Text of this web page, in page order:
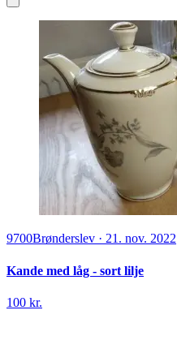
9700Brønderslev · 21. nov. 2022
Kande med låg - sort lilje
100 kr.